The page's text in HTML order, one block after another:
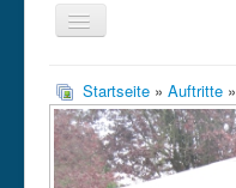
Navigation
an/aus
Home
Bandinfo
Fotos
Startseite » Auftritte »